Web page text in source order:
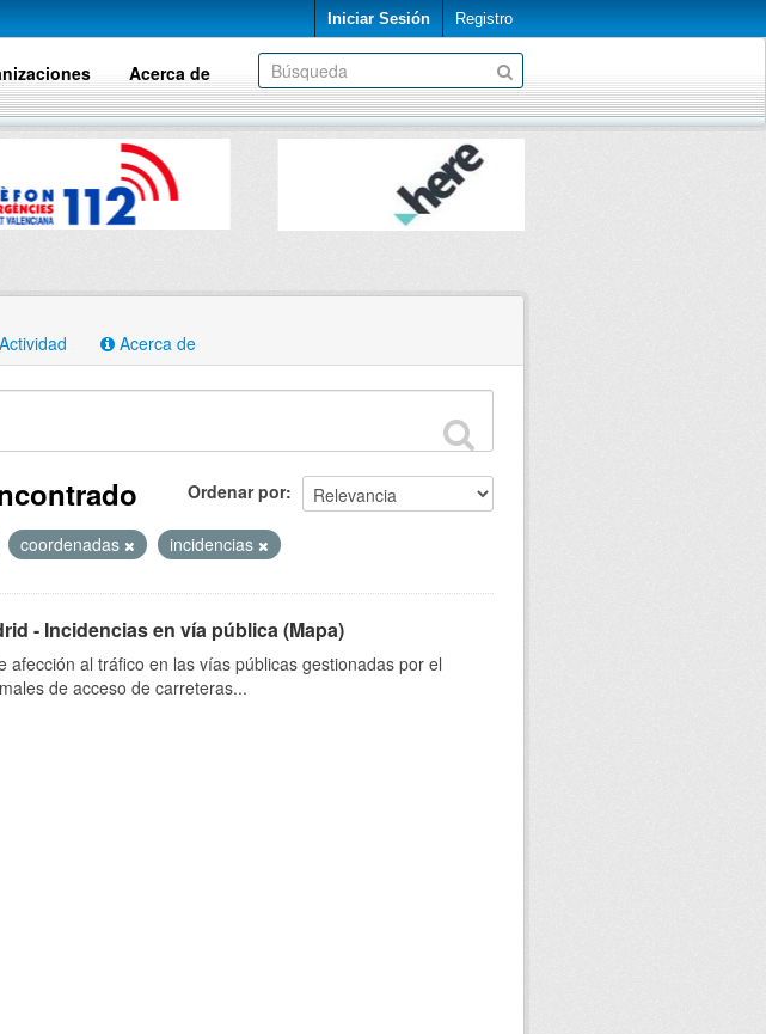
Iniciar Sesión Registro
Acerca de
Acerca de
Ordenar por
coordenadas incidencias
- Incidencias en vía pública (Mapa)
afección al tráfico en las vías públicas gestionadas por el
de acceso de carreteras...